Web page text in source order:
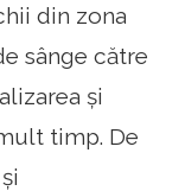
din zona
sânge către
și
timp. De